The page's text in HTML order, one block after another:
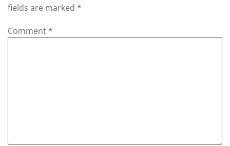
fields are marked *
Comment *